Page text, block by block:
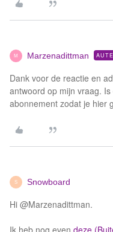
M Marzenadittman
Dank voor de reactie en
antwoord op mijn vraag.
abonnement zodat je hier
S Snowboard
Hi @Marzenadittman.
Ik heb nog even deze